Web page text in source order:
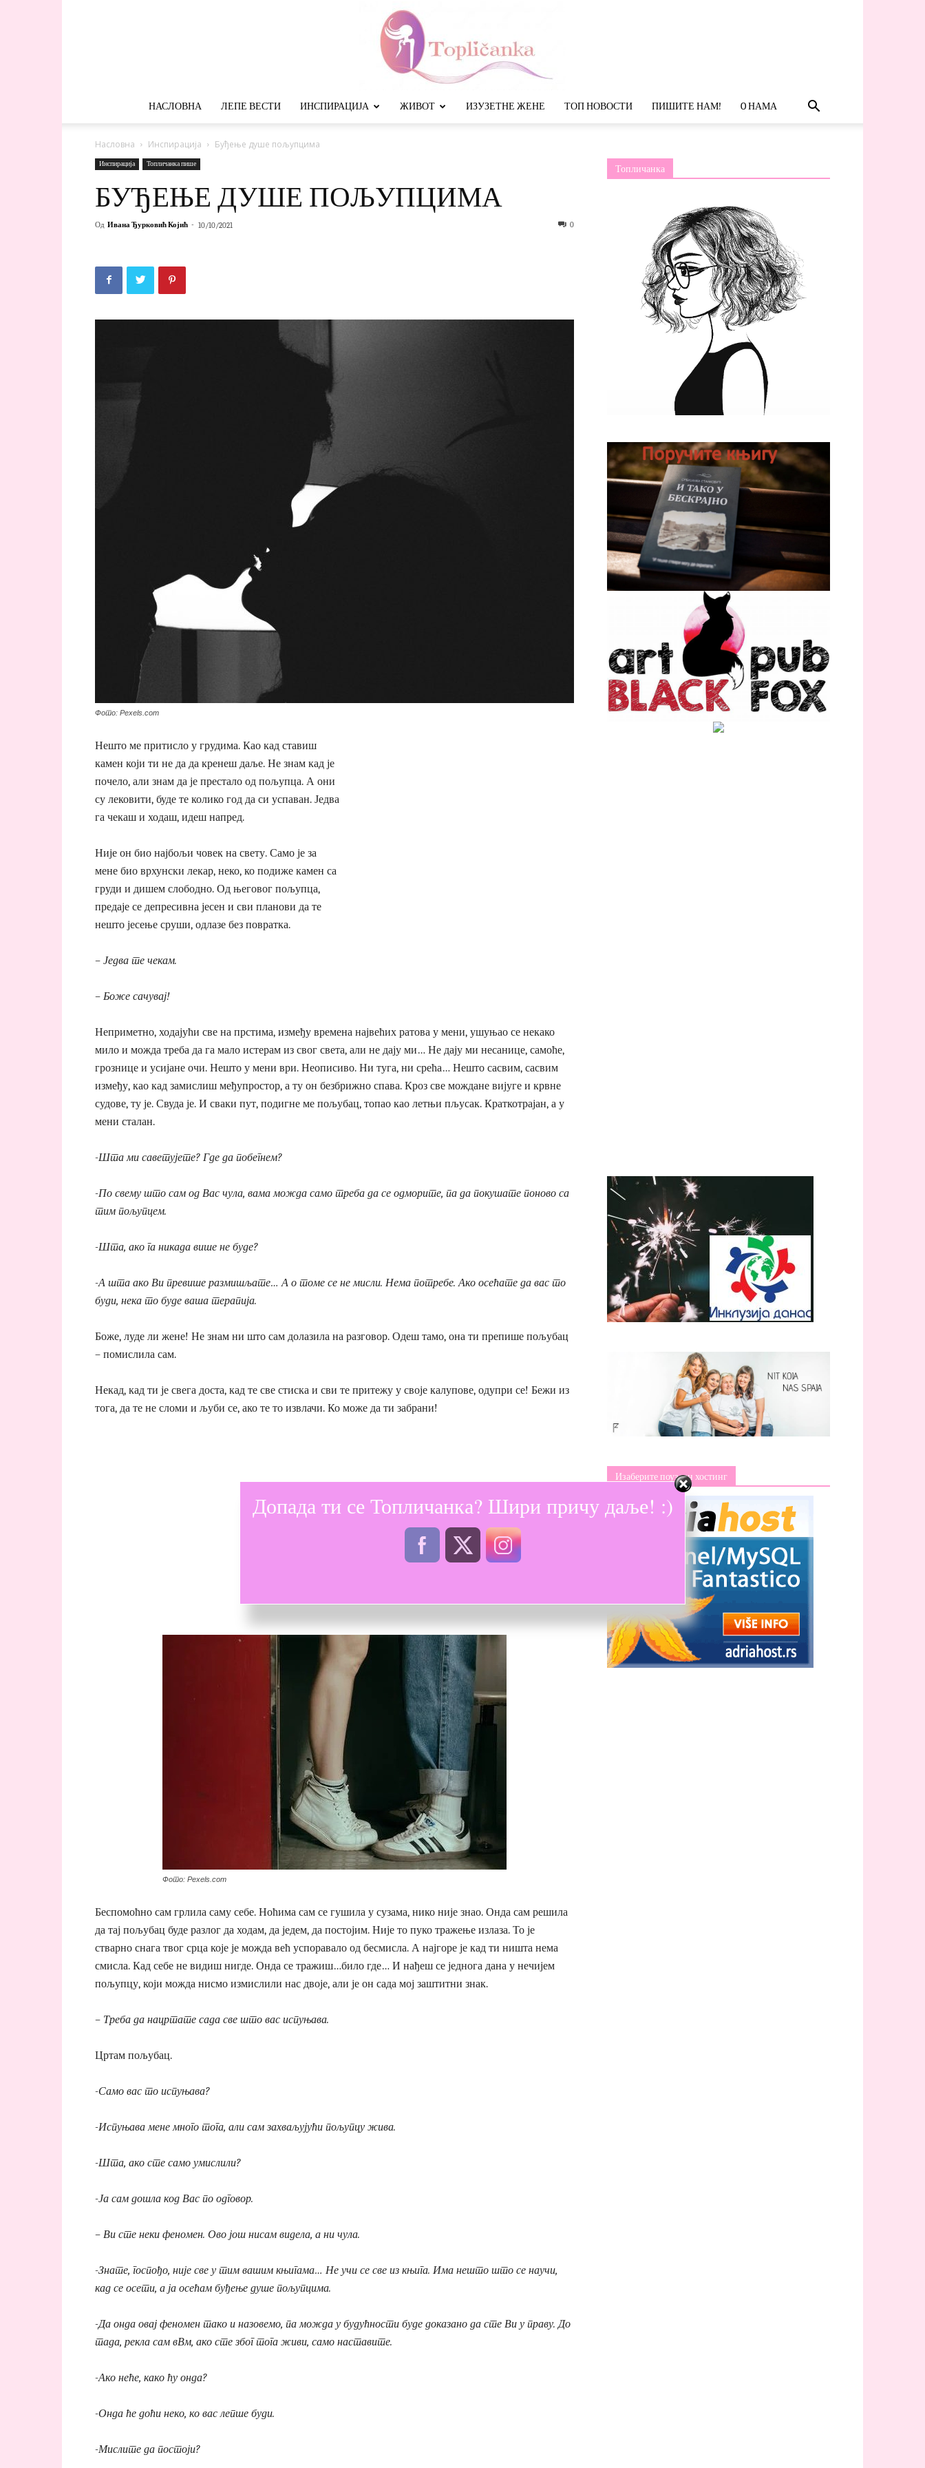
НАСЛОВНА ЛЕПЕ ВЕСТИ ИНСПИРАЦИЈА ЖИВОТ ИЗУЗЕТНЕ ЖЕНЕ ТОП НОВОСТИ ПИШИТЕ НАМ! O НАМА
Насловна Инспирација Буђење душе пољупцима
Инспирација Топличанка пише
БУЂЕЊЕ ДУШЕ ПОЉУПЦИМА
Од Ивана Ђурковић Којић - 10/10/2021 0
Фото: Pexels.com
Нешто ме притисло у грудима. Као кад ставиш
камен који ти не да да кренеш даље. Не знам кад је
почело, али знам да је престало од пољупца. А они
су лековити, буде те колико год да си успаван. Једва
га чекаш и ходаш, идеш напред.
Није он био најбољи човек на свету. Само је за
мене био врхунски лекар, неко, ко подиже камен са
груди и дишем слободно. Од његовог пољупца,
предаје се депресивна јесен и сви планови да те
нешто јесење сруши, одлазе без повратка.
– Једва те чекам.
– Боже сачувај!
Неприметно, ходајући све на прстима, између времена највећих ратова у мени, ушуњао се некако
мило и можда треба да га мало истерам из свог света, али не дају ми… Не дају ми несанице, самоће,
грознице и усијане очи. Нешто у мени ври. Неописиво. Ни туга, ни срећа… Нешто сасвим, сасвим
између, као кад замислиш међупростор, а ту он безбрижно спава. Кроз све мождане вијуге и крвне
судове, ту је. Свуда је. И сваки пут, подигне ме пољубац, топао као летњи пљусак. Краткотрајан, а у
мени сталан.
-Шта ми саветујете? Где да побегнем?
-По свему што сам од Вас чула, вама можда само треба да се одморите, па да покушате поново са
тим пољупцем.
-Шта, ако га никада више не буде?
-А шта ако Ви превише размишљате… А о томе се не мисли. Нема потребе. Ако осећате да вас то
буди, нека то буде ваша терапија.
Боже, луде ли жене! Не знам ни што сам долазила на разговор. Одеш тамо, она ти препише пољубац
– помислила сам.
Некад, кад ти је свега доста, кад те све стиска и сви те притежу у своје калупове, одупри се! Бежи из
тога, да те не сломи и љуби се, ако те то извлачи. Ко може да ти забрани!
Фото: Pexels.com
Беспомоћно сам грлила саму себе. Ноћима сам се гушила у сузама, нико није знао. Онда сам решила
да тај пољубац буде разлог да ходам, да једем, да постојим. Није то пуко тражење излаза. То је
стварно снага твог срца које је можда већ успоравало од бесмисла. А најгоре је кад ти ништа нема
смисла. Кад себе не видиш нигде. Онда се тражиш…било где… И нађеш се једнога дана у нечијем
пољупцу, који можда нисмо измислили нас двоје, али је он сада мој заштитни знак.
– Треба да нацртате сада све што вас испуњава.
Цртам пољубац.
-Само вас то испуњава?
-Испуњава мене много тога, али сам захваљујући пољупцу жива.
-Шта, ако сте само умислили?
-Ја сам дошла код Вас по одговор.
– Ви сте неки феномен. Ово још нисам видела, а ни чула.
-Знате, госпођо, није све у тим вашим књигама… Не учи се све из књига. Има нешто што се научи,
кад се осети, а ја осећам буђење душе пољупцима.
-Да онда овај феномен тако и назовемо, па можда у будућности буде доказано да сте Ви у праву. До
тада, рекла сам вВм, ако сте због тога живи, само наставите.
-Ако неће, како ћу онда?
-Онда ће доћи неко, ко вас лепше буди.
-Мислите да постоји?
Топличанка
Изаберите поуздан хостинг
Допада ти се Топличанка? Шири причу даље! :)